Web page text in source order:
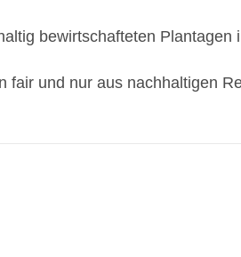
bewirtschafteten Plantagen
fair und nur aus nachhaltigen